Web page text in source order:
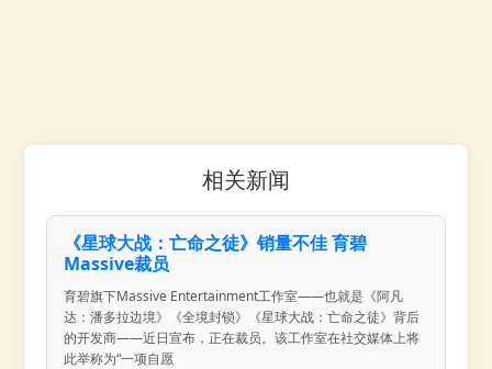
相关新闻
《星球大战：亡命之徒》销量不佳 育碧
Massive裁员
育碧旗下Massive Entertainment工作室——也就是《阿凡
达：潘多拉边境》《全境封锁》《星球大战：亡命之徒》背后
的开发商——近日宣布，正在裁员。该工作室在社交媒体上将
此举称为“一项自愿